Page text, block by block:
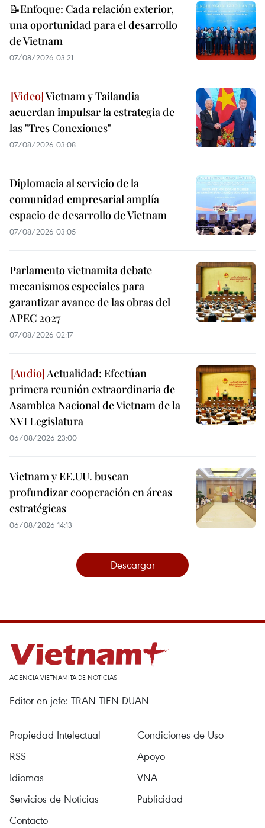
📝Enfoque: Cada relación exterior,
una oportunidad para el desarrollo
de Vietnam
07/08/2026 03:21
Vietnam y Tailandia
acuerdan impulsar la estrategia de
las "Tres Conexiones"
07/08/2026 03:08
Diplomacia al servicio de la
comunidad empresarial amplía
espacio de desarrollo de Vietnam
07/08/2026 03:05
Parlamento vietnamita debate
mecanismos especiales para
garantizar avance de las obras del
APEC 2027
07/08/2026 02:17
Actualidad: Efectúan
primera reunión extraordinaria de
Asamblea Nacional de Vietnam de la
XVI Legislatura
06/08/2026 23:00
Vietnam y EE.UU. buscan
profundizar cooperación en áreas
estratégicas
06/08/2026 14:13
Descargar
AGENCIA VIETNAMITA DE NOTICIAS
Editor en jefe: TRAN TIEN DUAN
Propiedad Intelectual
Condiciones de Uso
RSS
Apoyo
Idiomas
VNA
Servicios de Noticias
Publicidad
Contacto